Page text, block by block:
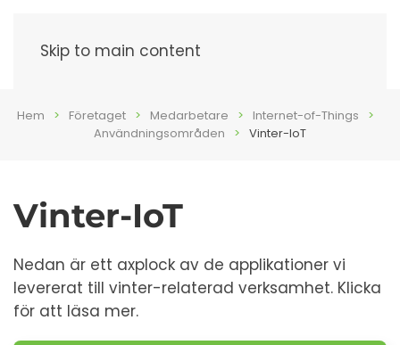
Skip to main content
Hem Företaget Medarbetare
Internet-of-Things
Användningsområden
Vinter-IoT
Vinter-IoT
Nedan är ett axplock av de applikationer vi
levererat till vinter-relaterad verksamhet. Klicka
för att läsa mer.